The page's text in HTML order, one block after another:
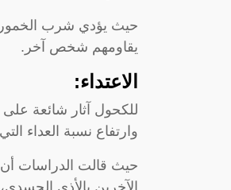
حيث يؤدي شرب الخمور
يقاومهم شخص آخر.
الاعتداء:
للكحول آثار شائعة على
وارتفاع نسبة العداء
الآخرين بالأذى